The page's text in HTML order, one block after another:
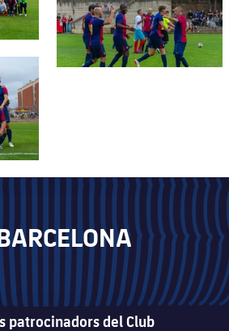
patrocinadors del Club